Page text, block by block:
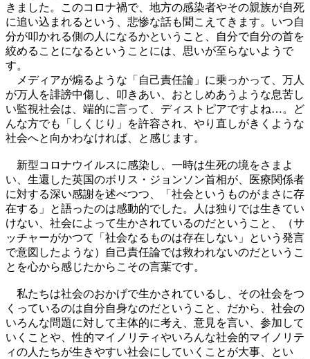
きました。このコロナ禍で、地方の感染者やその親族が自死
に追い込まれるという、悲惨な話も聞こえてきます。いつ自
分が叩かれる側の人になるかということ、自分で自分の首を
絞めることになるということには、思いが至らないようで
す。
メディアが煽るような「自己責任論」に乗っかって、万人
が万人を誹謗中傷し、叩きあい、おとしめあうような息苦し
い監視社会は、端的に言って、ディストピアですよね…。ど
んな方でも「しくじり」を許容され、やり直しがきくような
社会へと向かわなければ、と感じます。
新型コロナウイルスに感染し、一時は生死の境をさまよ
い、生還した英国のボリス・ジョンソン首相が、医療関係者
に対する深い感謝を述べつつ、「社会というものがまさに存
在する」と語ったのは感動的でした。人は独りでは生きてい
けない、社会によって生かされているのだということ、（サ
ッチャーがかつて「社会なるものは存在しない」という発言
で意図したような）自己責任論では救われないのだというこ
とを心から感じたからこその言葉です。
私たちは社会のおかげで生かされているし、その社会をつ
くっているのは自分自身なのだということ、だから、社会の
いろんな問題に対して主体的に考え、意見を言い、参加して
いくことや、性的マイノリティやいろんな社会的マイノリテ
ィの人たちが生きやすい社会にしていくことが大事、とい